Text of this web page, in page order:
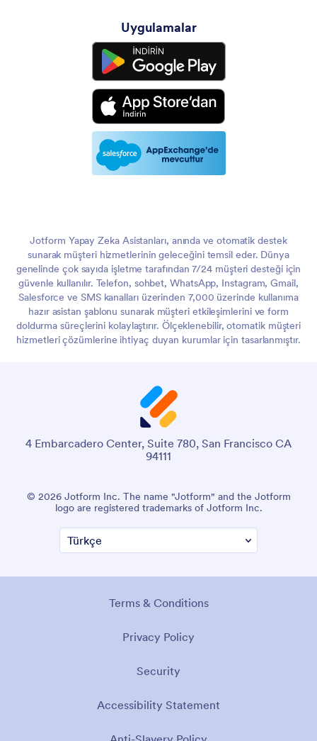
Uygulamalar
Jotform Yapay Zeka Asistanları, anında ve otomatik destek
sunarak müşteri hizmetlerinin geleceğini temsil eder. Dünya
genelinde çok sayıda işletme tarafından 7/24 müşteri desteği için
güvenle kullanılır. Telefon, sohbet, WhatsApp, Instagram, Gmail,
Salesforce ve SMS kanalları üzerinden 7,000 üzerinde kullanıma
hazır asistan şablonu sunarak müşteri etkileşimlerini ve form
doldurma süreçlerini kolaylaştırır. Ölçeklenebilir, otomatik müşteri
hizmetleri çözümlerine ihtiyaç duyan kurumlar için tasarlanmıştır.
4 Embarcadero Center, Suite 780, San Francisco CA
94111
© 2026 Jotform Inc. "Jotform" adı ve Jotform logosu, Jotform
Inc.'nin tescilli ticari markalarıdır.
Şartlar ve Koşullar
Gizlilik Politikası
Güvenlik
Erişilebilirlik Beyanı